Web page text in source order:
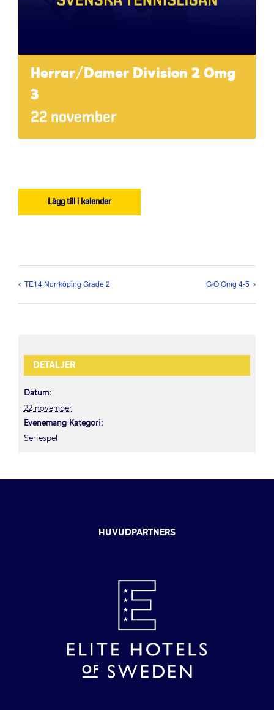
Herrar/Damer Division 2 Omg
3
22 november
Lägg till i kalender
TE14 Norrköping Grade 2 G/O Omg 4-5
DETALJER
Datum:
22 november
Evenemang Kategori:
Seriespel
HUVUDPARTNERS